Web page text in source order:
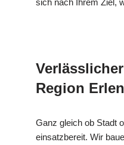
Region
Ganz gleich ob Stadt
einsatzbereit. Wir